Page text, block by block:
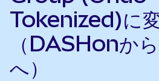
Tokenized)に
（DASHonか
へ）